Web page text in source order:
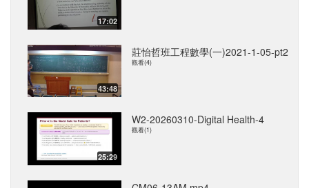
17:02
43:48
莊怡哲班工程數學(一)2021-1-05-pt2
觀看(4)
25:29
W2-20260310-Digital Health-4
觀看(1)